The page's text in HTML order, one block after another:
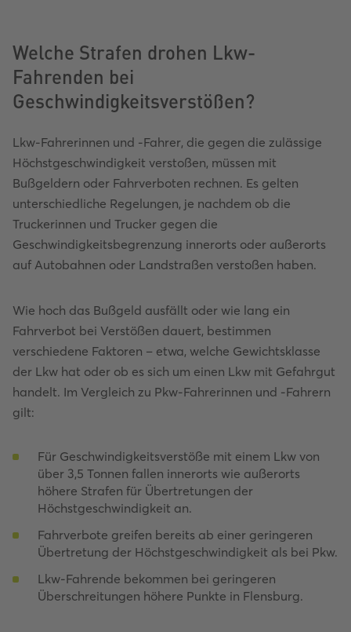
Welche Strafen drohen Lkw-
Fahrenden bei
Geschwindigkeitsverstößen?
Lkw-Fahrerinnen und -Fahrer, die gegen die zulässige
Höchstgeschwindigkeit verstoßen, müssen mit
Bußgeldern oder Fahrverboten rechnen. Es gelten
unterschiedliche Regelungen, je nachdem ob die
Truckerinnen und Trucker gegen die
Geschwindigkeitsbegrenzung innerorts oder außerorts
auf Autobahnen oder Landstraßen verstoßen haben.
Wie hoch das Bußgeld ausfällt oder wie lang ein
Fahrverbot bei Verstößen dauert, bestimmen
verschiedene Faktoren – etwa, welche Gewichtsklasse
der Lkw hat oder ob es sich um einen Lkw mit Gefahrgut
handelt. Im Vergleich zu Pkw-Fahrerinnen und -Fahrern
gilt:
Für Geschwindigkeitsverstöße mit einem Lkw von
über 3,5 Tonnen fallen innerorts wie außerorts
höhere Strafen für Übertretungen der
Höchstgeschwindigkeit an.
Fahrverbote greifen bereits ab einer geringeren
Übertretung der Höchstgeschwindigkeit als bei Pkw.
Lkw-Fahrende bekommen bei geringeren
Überschreitungen höhere Punkte in Flensburg.